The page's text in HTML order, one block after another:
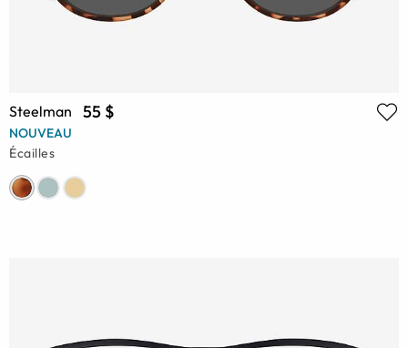
Steelman 55 $
NOUVEAU
Écailles